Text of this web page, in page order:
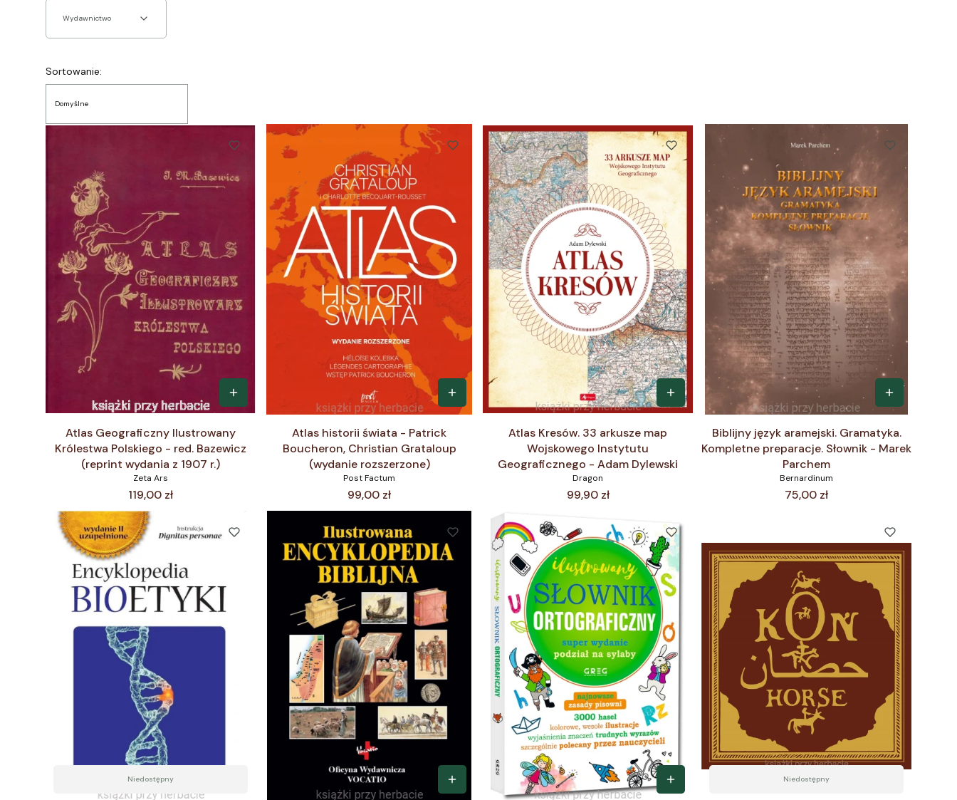
Wydawnictwo
Lista produktów
Sortowanie:
Domyślne
Atlas Geograficzny Ilustrowany
Królestwa Polskiego - red. Bazewicz
(reprint wydania z 1907 r.)
Zeta Ars
Cena
119,00 zł
Atlas historii świata - Patrick
Boucheron, Christian Grataloup
(wydanie rozszerzone)
Post Factum
Cena
99,00 zł
Atlas Kresów. 33 arkusze map
Wojskowego Instytutu
Geograficznego - Adam Dylewski
Dragon
Cena
99,90 zł
Biblijny język aramejski. Gramatyka.
Kompletne preparacje. Słownik - Marek
Parchem
Bernardinum
Cena
75,00 zł
Niedostępny Niedostępny